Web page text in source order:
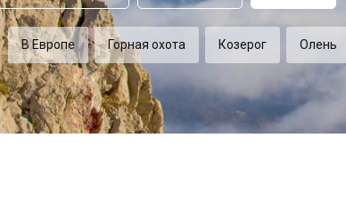
В Европе Горная охота Козерог Олень
Показать
Сбросить